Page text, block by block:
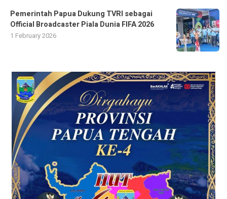
Pemerintah Papua Dukung TVRI sebagai
Official Broadcaster Piala Dunia FIFA 2026
1 February 2026